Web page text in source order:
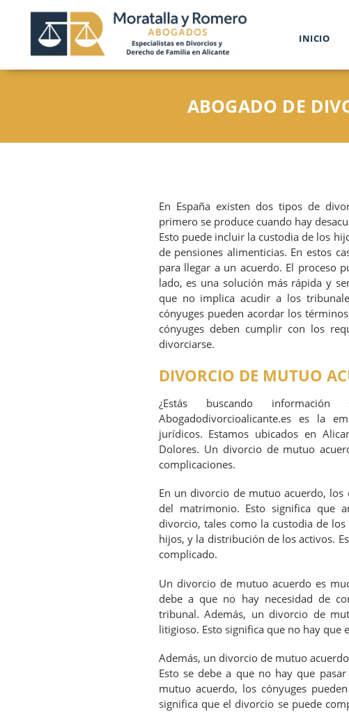
INICIO
ABOGADO DE
En España existen dos tipos de
primero se produce cuando hay
Esto puede incluir la custodia de los
de pensiones alimenticias. En estos
para llegar a un acuerdo. El proceso
lado, es una solución más rápida y
que no implica acudir a los
cónyuges pueden acordar los
cónyuges deben cumplir con los
divorciarse.
DIVORCIO DE MUTUO
¿Estás buscando
Abogadodivorcioalicante.es es la
jurídicos. Estamos ubicados en
Dolores. Un divorcio de mutuo
complicaciones.
En un divorcio de mutuo acuerdo, los
del matrimonio. Esto significa que
divorcio, tales como la custodia de
hijos, y la distribución de los activos.
complicado.
Un divorcio de mutuo acuerdo es
debe a que no hay necesidad de
tribunal. Además, un divorcio de
litigioso. Esto significa que no hay que
Además, un divorcio de mutuo
Esto se debe a que no hay que
mutuo acuerdo, los cónyuges
significa que el divorcio se puede